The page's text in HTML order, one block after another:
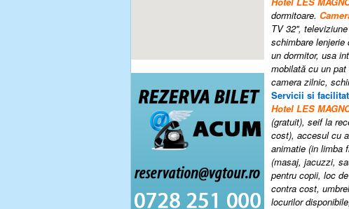
dormitoare.
TV 32'',
schimbare lenjerie
un dormitor, usa
mobilată cu un
camera zilnic,
Servicii si
Hotel LES
(gratuit), seif la
cost), accesul cu
animatie (in limba
(masaj, jacuzzi,
pentru copii, loc
contra cost,
locurilor